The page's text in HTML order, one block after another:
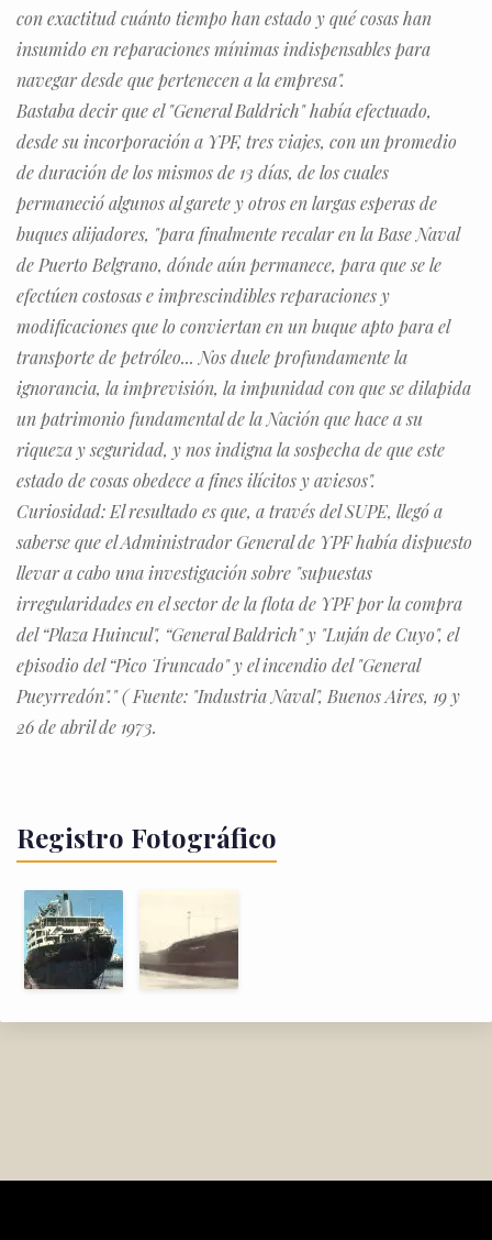
con exactitud cuánto tiempo han estado y qué cosas han
insumido en reparaciones mínimas indispensables para
navegar desde que pertenecen a la empresa".
Bastaba decir que el "General Baldrich" había efectuado,
desde su incorporación a YPF, tres viajes, con un promedio
de duración de los mismos de 13 días, de los cuales
permaneció algunos al garete y otros en largas esperas de
buques alijadores, "para finalmente recalar en la Base Naval
de Puerto Belgrano, dónde aún permanece, para que se le
efectúen costosas e imprescindibles reparaciones y
modificaciones que lo conviertan en un buque apto para el
transporte de petróleo... Nos duele profundamente la
ignorancia, la imprevisión, la impunidad con que se dilapida
un patrimonio fundamental de la Nación que hace a su
riqueza y seguridad, y nos indigna la sospecha de que este
estado de cosas obedece a fines ilícitos y aviesos".
Curiosidad: El resultado es que, a través del SUPE, llegó a
saberse que el Administrador General de YPF había dispuesto
llevar a cabo una investigación sobre "supuestas
irregularidades en el sector de la flota de YPF por la compra
del “Plaza Huincul", “General Baldrich" y "Luján de Cuyo", el
episodio del “Pico Truncado" y el incendio del "General
Pueyrredón"." ( Fuente: "Industria Naval", Buenos Aires, 19 y
26 de abril de 1973.
Registro Fotográfico